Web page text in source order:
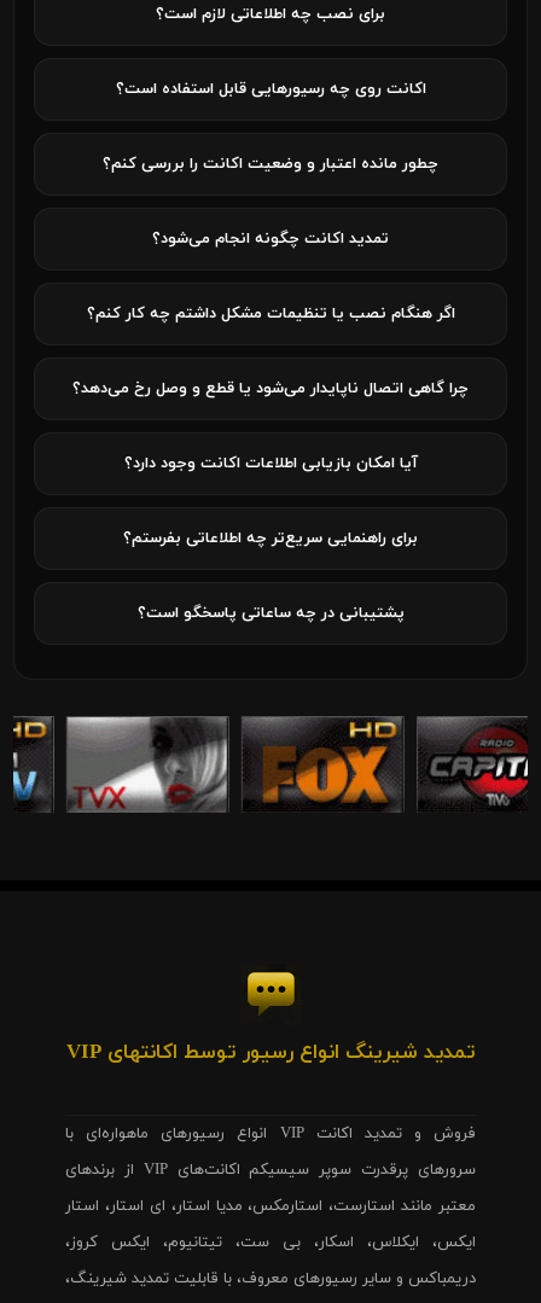
برای نصب چه اطلاعاتی لازم است؟
اکانت روی چه رسیورهایی قابل استفاده است؟
چطور مانده اعتبار و وضعیت اکانت را بررسی کنم؟
تمدید اکانت چگونه انجام می‌شود؟
اگر هنگام نصب یا تنظیمات مشکل داشتم چه کار کنم؟
چرا گاهی اتصال ناپایدار می‌شود یا قطع و وصل رخ می‌دهد؟
آیا امکان بازیابی اطلاعات اکانت وجود دارد؟
برای راهنمایی سریع‌تر چه اطلاعاتی بفرستم؟
پشتیبانی در چه ساعاتی پاسخگو است؟
تمدید شیرینگ انواع رسیور توسط اکانتهای VIP
فروش و تمدید اکانت VIP انواع رسیورهای ماهواره‌ای با
سرورهای پرقدرت سوپر سیسیکم اکانت‌های VIP از برندهای
معتبر مانند استارست، استارمکس، مدیا استار، ای استار، استار
ایکس، ایکلاس، اسکار، بی ست، تیتانیوم، ایکس کروز،
دریمباکس و سایر رسیورهای معروف، با قابلیت تمدید شیرینگ،